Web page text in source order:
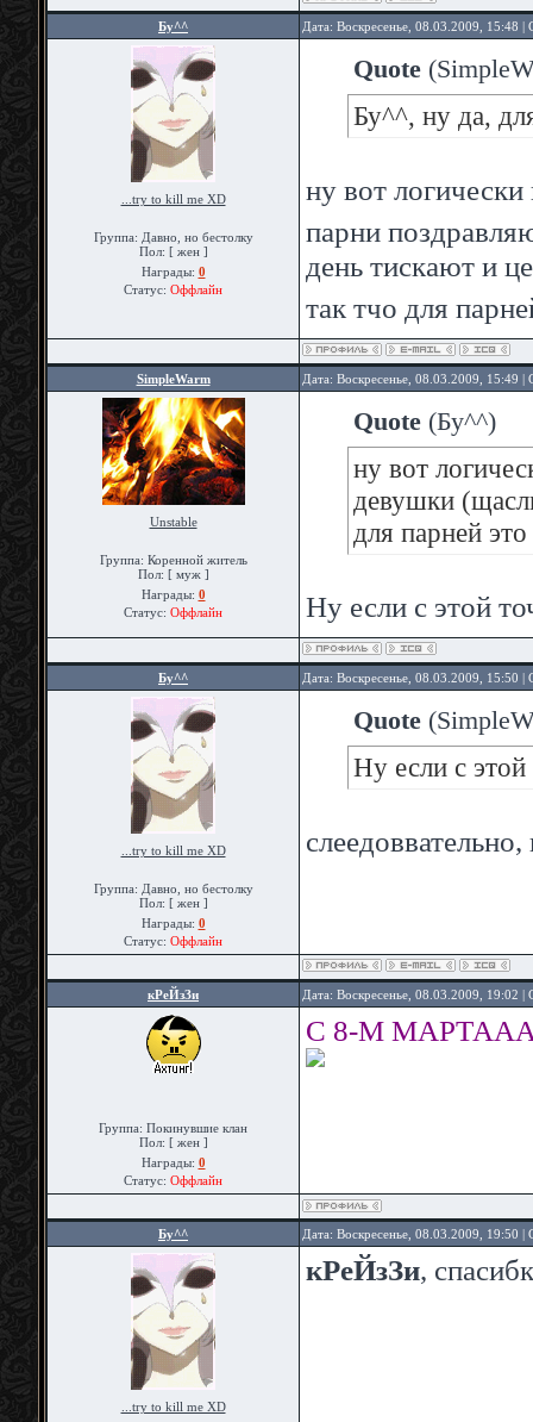
Бу^^ Дата: Воскресенье, 08.03.2009, 15:48
...try to kill me XD
Группа: Давно, но бестолку
Пол: [ жен ]
Награды: 0
Статус: Оффлайн
Quote (
Бу^^, ну да,
ну вот
парни
день тискают и
так тчо для
SimpleWarm Дата: Воскресенье, 08.03.2009, 15:49
Unstable
Группа: Коренной житель
Пол: [ муж ]
Награды: 0
Статус: Оффлайн
Quote (Бу^^)
ну вот
девушки
для парней
Ну если с этой
Бу^^ Дата: Воскресенье, 08.03.2009, 15:50
...try to kill me XD
Группа: Давно, но бестолку
Пол: [ жен ]
Награды: 0
Статус: Оффлайн
Quote (
Ну если с этой
кРеЙзЗи Дата: Воскресенье, 08.03.2009, 19:02
Группа: Покинувшие клан
Пол: [ жен ]
Награды: 0
Статус: Оффлайн
С 8-М
Бу^^ Дата: Воскресенье, 08.03.2009, 19:50
...try to kill me XD
кРеЙзЗи,